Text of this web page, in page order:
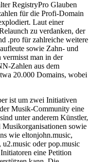
RegistryPro Glauben
für die Profi-Domain
Laut einer
zu verdanken, der
.pro für zahlreiche weitere
sowie Zahn- und
man in der
Zahlen aus dem
20.000 Domains, wobei
ist um zwei Initiativen
Musik-Community eine
unter anderem Künstler,
sowie
wie eltonjohn.music,
oder pop.music
eine Petition